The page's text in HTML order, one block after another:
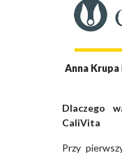
Anna Krupa
Dlaczego
CaliVita
Przy